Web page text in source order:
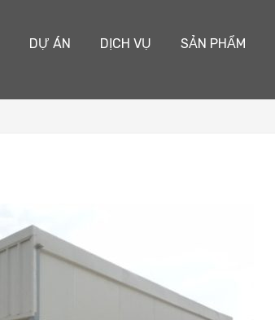
DỰ ÁN DỊCH VỤ SẢN PHẨM